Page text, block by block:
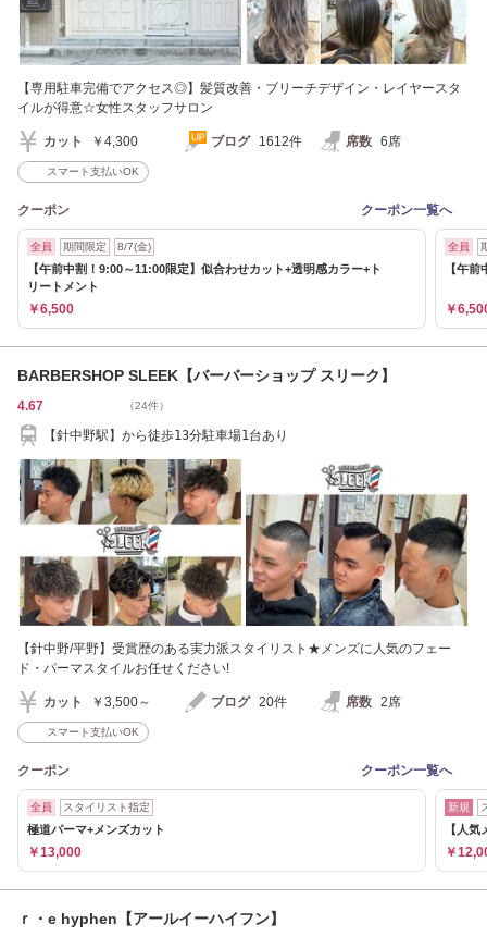
【専用駐車完備でアクセス◎】髪質改善・ブリーチデザイン・レイヤースタ
イルが得意☆女性スタッフサロン
カット ￥4,300 ブログ 1612件 席数 6席
スマート支払いOK
クーポン クーポン一覧へ
全員 期間限定 8/7(金)
【午前中割！9:00～11:00限定】似合わせカット+透明感カラー+ト
リートメント
￥6,500
全員
【午
￥
BARBERSHOP SLEEK【バーバーショップ スリーク】
4.67 （24件）
【針中野駅】から徒歩13分駐車場1台あり
【針中野/平野】受賞歴のある実力派スタイリスト★メンズに人気のフェー
ド・パーマスタイルお任せください!
カット ￥3,500～ ブログ 20件 席数 2席
スマート支払いOK
クーポン クーポン一覧へ
全員 スタイリスト指定
極道パーマ+メンズカット
￥13,000
新規
【人
￥
ｒ・e hyphen【アールイーハイフン】